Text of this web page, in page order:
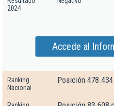
2024
Accede al
Ranking
Nacional
Posición 478.434